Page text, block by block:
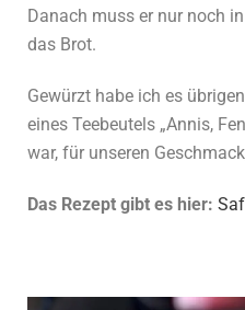
Danach muss er nur noch
das Brot.
Gewürzt habe ich es
eines Teebeutels „Annis,
war, für unseren
Das Rezept gibt es hier: